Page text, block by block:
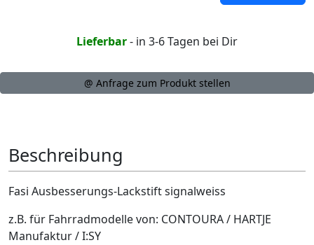
Lieferbar- in 3-6 Tagen bei Dir
@ Anfrage zum Produkt stellen
Beschreibung
Fasi Ausbesserungs-Lackstift signalweiss
z.B. für Fahrradmodelle von: CONTOURA / HARTJE
Manufaktur / I:SY